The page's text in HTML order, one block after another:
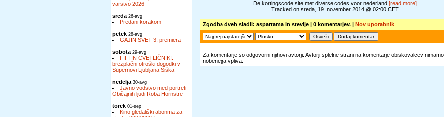
varstvo 2026
sreda 26-avg
Predani korakom
petek 28-avg
GAJIN SVET 3, premiera
sobota 29-avg
FIFI IN CVETLIČNIKI:
brezplačni otroški dogodki v
Supernovi Ljubljana Šiška
nedelja 30-avg
Javno vodstvo med portreti
Običajnih ljudi Roba Hornstre
torek 01-sep
Kino gledališki abonma za
De kortingscode site met diverse codes voor nederland [read more]
Tracked on sreda, 19. november 2014 @ 02:00 CET
Zgodba dveh sladil: aspartama in stevije | 0 komentarjev. | Nov uporabnik
Za komentarje so odgovorni njihovi avtorji. Avtorji spletne strani na komentarje obiskovalcev nimamo
nobenega vpliva.